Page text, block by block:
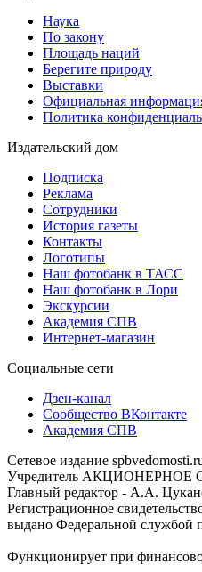
Наука
По закону
Площадь наций
Берегите природу
Выставки
Официальная
Политика
Издательский дом
Подписка
Реклама
Сотрудники
История газеты
Контакты
Логотипы
Наш фотобанк в ТАСС
Наш фотобанк в Лори
Экскурсии
Академия СПВ
Интернет-магазин
Социальные сети
Дзен-канал
Сообщество ВКонтакте
Академия СПВ
Сетевое издание
Учредитель
Главный редактор - А.А.
Регистрационное
выдано Федеральной службой
Функционирует при